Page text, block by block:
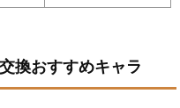
換おすすめキャラ